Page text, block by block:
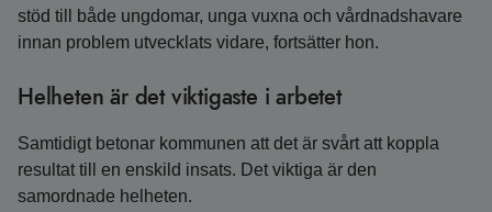
stöd till både ungdomar, unga vuxna och vårdnadshavare
innan problem utvecklats vidare, fortsätter hon.
Helheten är det viktigaste i arbetet
Samtidigt betonar kommunen att det är svårt att koppla
resultat till en enskild insats. Det viktiga är den
samordnade helheten.